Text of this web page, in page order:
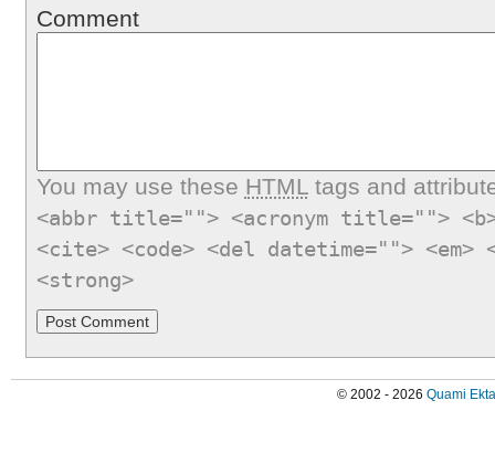
Comment
You may use these HTMLtags and
<abbr title=""> <acronym title="">
<cite> <code> <del datetime="">
<strong>
© 2002 - 2026 Quami